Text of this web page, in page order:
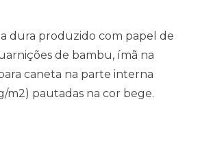
dura produzido com papel de
de bambu, ímã na
caneta na parte interna
m2) pautadas na cor bege.